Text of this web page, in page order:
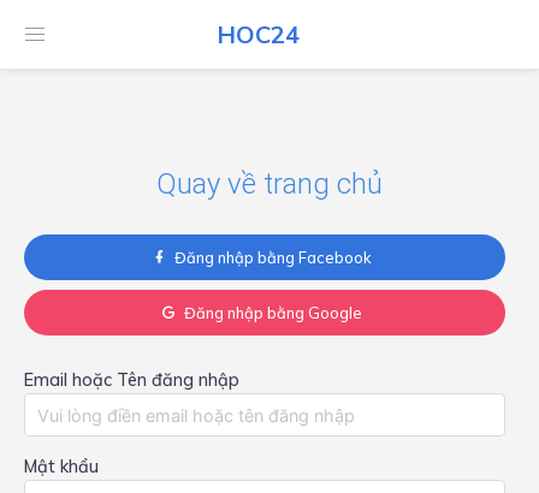
HOC24
HOC24
Quay về trang chủ
Đăng nhập bằng Facebook
Đăng nhập bằng Google
Email hoặc Tên đăng nhập
Mật khẩu